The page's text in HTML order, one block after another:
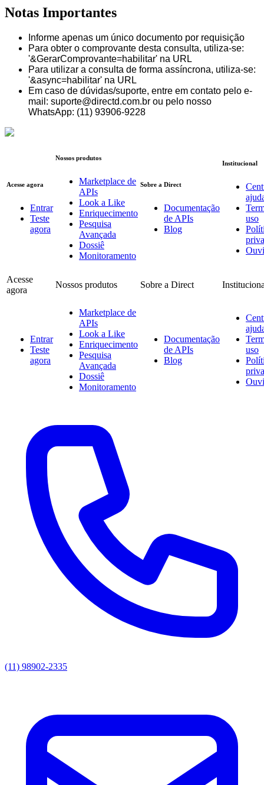
Notas Importantes
Informe apenas um único documento por requisição
Para obter o comprovante desta consulta, utiliza-se:
'&GerarComprovante=habilitar' na URL
Para utilizar a consulta de forma assíncrona, utiliza-se:
'&async=habilitar' na URL
Em caso de dúvidas/suporte, entre em contato pelo e-
mail: suporte@directd.com.br ou pelo nosso
WhatsApp: (11) 93906-9228
Acesse agora
Entrar
Teste
agora
Nossos produtos
Marketplace de
APIs
Look a Like
Enriquecimento
Pesquisa
Avançada
Dossiê
Monitoramento
Sobre a Direct
Documentação
de APIs
Blog
Institucional
uso
Acesse
agora
Nossos produtos Sobre a Direct
Entrar
Teste
agora
Marketplace de
APIs
Look a Like
Enriquecimento
Pesquisa
Avançada
Dossiê
Monitoramento
Documentação
de APIs
Blog
uso
(11) 98902-2335